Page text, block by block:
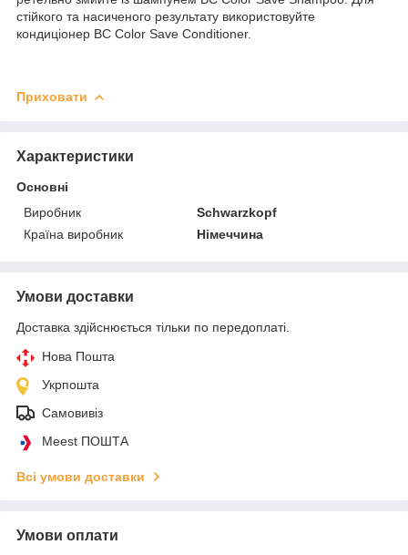
стійкого та насиченого результату використовуйте
кондиціонер BC Color Save Conditioner.
Приховати
Характеристики
Основні
Виробник
Schwarzkopf
Країна виробник
Німеччина
Умови доставки
Доставка здійснюється тільки по передоплаті.
Нова Пошта
Укрпошта
Самовивіз
Meest ПОШТА
Всі умови доставки
Умови оплати